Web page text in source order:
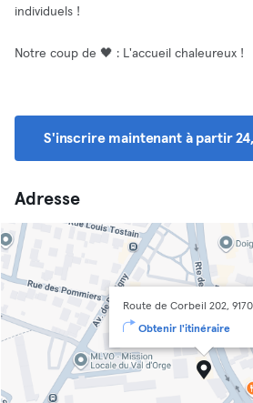
individuels !
Notre coup de 🖤 : L'accueil chaleureux !
S'inscrire maintenant à partir
Adresse
Route de Corbeil 202,
Obtenir l'itinéraire